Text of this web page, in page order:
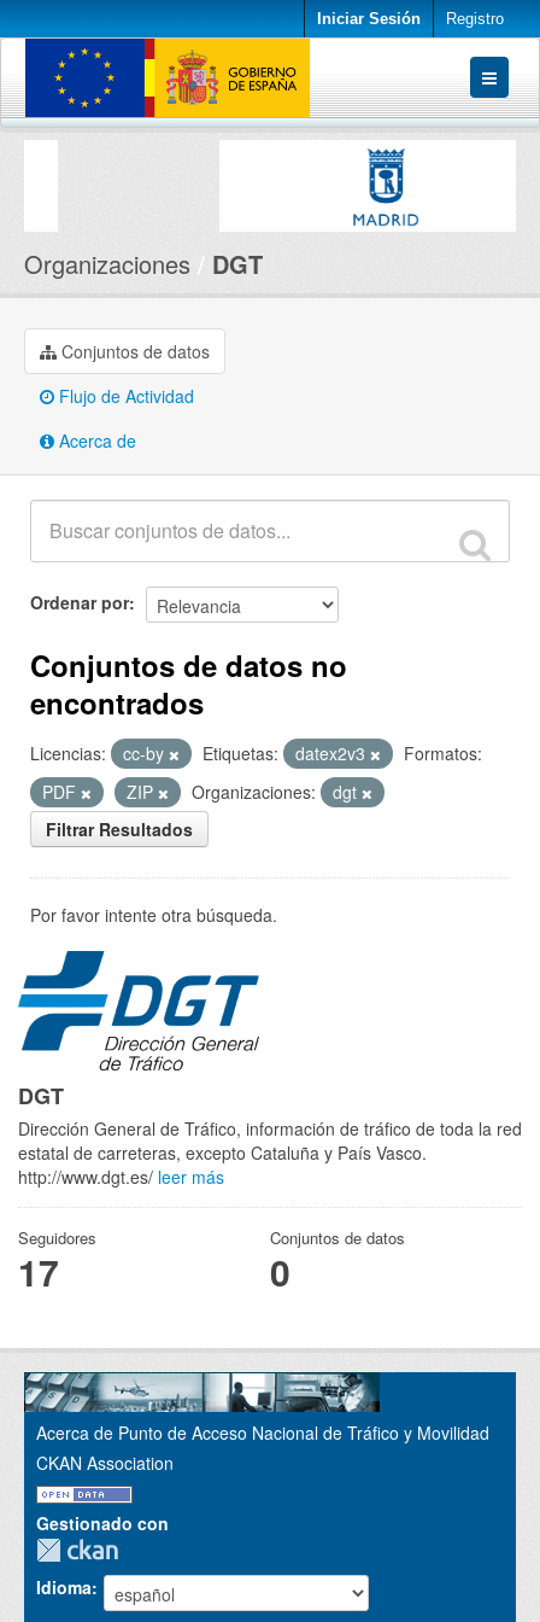
Iniciar Sesión Registro
Conjuntos de datos
Organizaciones DGT
Conjuntos de datos
Flujo de Actividad
Acerca de
Ordenar por
Conjuntos de datos no
encontrados
Licencias: cc-by Etiquetas: datex2v3
Formatos:
PDF
ZIP Organizaciones:
dgt
Filtrar Resultados
Por favor intente otra búsqueda.
DGT
Dirección General de Tráfico, información de tráfico de toda la red
estatal de carreteras, excepto Cataluña y País Vasco.
http://www.dgt.es/ leer más
Seguidores
17
Conjuntos de datos
0
Acerca de Punto de Acceso Nacional de Tráfico y Movilidad
CKAN Association
Gestionado con
Idioma